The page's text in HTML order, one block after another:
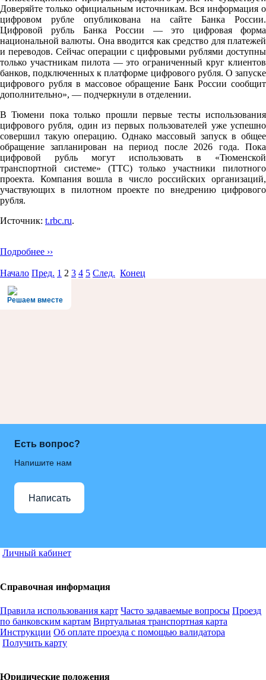
Доверяйте только официальным источникам. Вся информация о
цифровом рубле опубликована на сайте Банка России.
Цифровой рубль Банка России — это цифровая форма
национальной валюты. Она вводится как средство для платежей
и переводов. Сейчас операции с цифровыми рублями доступны
только участникам пилота — это ограниченный круг клиентов
банков, подключенных к платформе цифрового рубля. О запуске
цифрового рубля в массовое обращение Банк России сообщит
дополнительно», — подчеркнули в отделении.
В Тюмени пока только прошли первые тесты использования
цифрового рубля, один из первых пользователей уже успешно
совершил такую операцию. Однако массовый запуск в общее
обращение запланирован на период после 2026 года. Пока
цифровой рубль могут использовать в «Тюменской
транспортной системе» (ТТС) только участники пилотного
проекта. Компания вошла в число российских организаций,
участвующих в пилотном проекте по внедрению цифрового
рубля.
Источник: t.rbc.ru.
Подробнее ››
Начало Пред. 1 2 3 4 5 След. Конец
Решаем вместе
Есть вопрос?
Напишите нам
Написать
Личный кабинет
Справочная информация
Правила использования карт Часто задаваемые вопросы Проезд
по банковским картам Виртуальная транспортная карта
Инструкции Об оплате проезда с помощью валидатора
Получить карту
Юридические положения